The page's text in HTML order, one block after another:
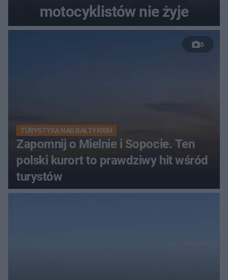
motocyklistów nie żyje
6
TURYSTYKA NAD BAŁTYKIEM
Zapomnij o Mielnie i Sopocie. Ten
polski kurort to prawdziwy hit wśród
turystów